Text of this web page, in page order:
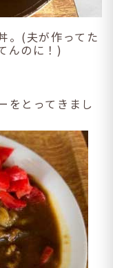
。(夫が作ってた
んのに！)
をとってきまし